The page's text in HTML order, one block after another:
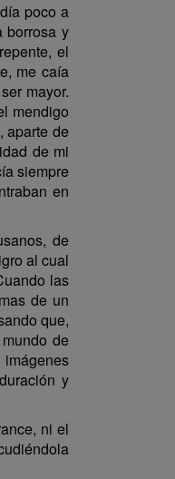
poco a
borrosa y
el
me caía
mayor.
mendigo
aparte de
de mi
siempre
en
de
al cual
las
de un
que,
de
y
ni el